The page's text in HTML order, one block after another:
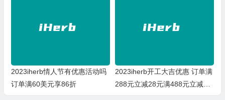
2023iherb情人节有优惠活动吗
订单满60美元享86折
2023iherb开工大吉优惠 订单满
288元立减28元满488元立减88